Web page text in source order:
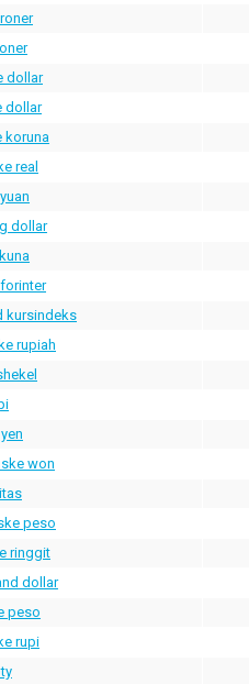
dollar
dollar
koruna
real
dollar
kursindeks
rupiah
won
peso
ringgit
dollar
peso
rupi